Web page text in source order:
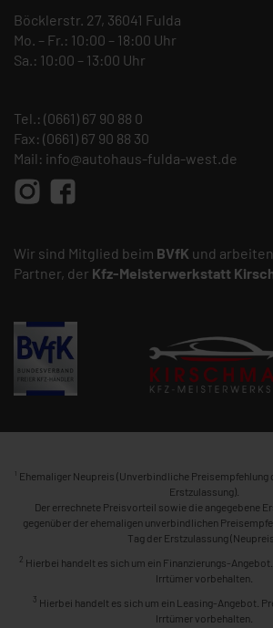
Böcklerstr. 27, 36041 Fulda
Mo. – Fr.: 10:00 – 18:00 Uhr
Sa.: 10:00 – 13:00 Uhr
Tel.: (0661) 67 90 88 0
Fax: (0661) 67 90 88 30
Mail: info@autohaus-fulda-west.de
Wir sind Mitglied beim BVfK und
Partner, der Kfz-Meisterwerkstatt
1 Ehemaliger Neupreis (Unverbindliche Preisempfehlung
Erstzulassung).
Der errechnete Preisvorteil sowie die angegebene
gegenüber der ehemaligen unverbindlichen
Tag der Erstzulassung
2 Hierbei handelt es sich um ein Finanzierungs-
Irrtümer vorbehalten.
3 Hierbei handelt es sich um ein Leasing-Angebot.
Irrtümer vorbehalten.